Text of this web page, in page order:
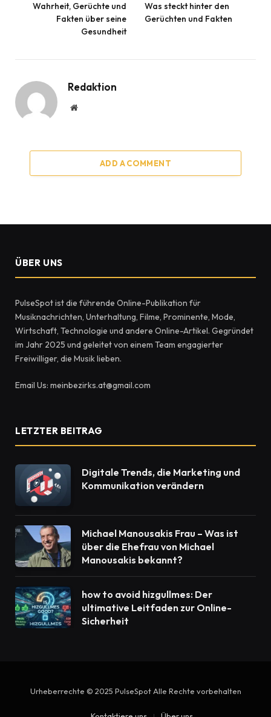
Wahrheit, Gerüchte und
Fakten über seine
Gesundheit
Was steckt hinter den
Gerüchten und Fakten
Redaktion
Website
ADD A COMMENT
ÜBER UNS
PulseSpot ist die führende Online-Publikation für
Musiknachrichten, Unterhaltung, Filme, Prominente, Mode,
Wirtschaft, Technologie und andere Online-Artikel. Gegründet
im Jahr 2025 und geleitet von einem Team engagierter
Freiwilliger, die Musik lieben.
Email Us: meinbezirks.at@gmail.com
LETZTER BEITRAG
Digitale Trends, die Marketing und
Kommunikation verändern
Michael Manousakis Frau – Was ist
über die Ehefrau von Michael
Manousakis bekannt?
how to avoid hizgullmes: Der
ultimative Leitfaden zur Online-
Sicherheit
Urheberrechte © 2025 PulseSpot Alle Rechte vorbehalten